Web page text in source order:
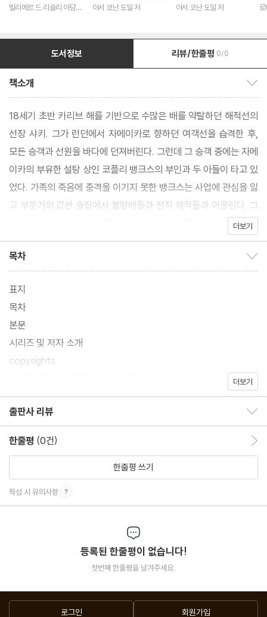
빌리에르 드 리슬리 아담
아서 코난 도일 저 아서 코난 도일 저
도서정보 리뷰/한줄평 0/0
책소개
18세기 초반 카리브 해를 기반으로 수많은 배를 약탈하던 해적선의
선장 샤키. 그가 런던에서 자메이카로 향하던 여객선을 습격한 후,
모든 승객과 선원을 바다에 던져버린다. 그런데 그 승객 중에는 자메
이카의 부유한 설탕 상인 코플리 뱅크스의 부인과 두 아들이 타고 있
었다. 가족의 죽음에 충격을 이기지 못한 뱅크스는 사업에 관심을 잃
고 부둣가의 값싼 술집에서 불량배들과 전직 해적들과 어울린다. 그
더보기
목차
표지
목차
본문
시리즈 및 저자 소개
copyrights
더보기
출판사 리뷰
한줄평 (0건)
한줄평 쓰기
작성 시 유의사항
등록된 한줄평이 없습니다!
첫번째 한줄평을 남겨주세요.
로그인 회원가입